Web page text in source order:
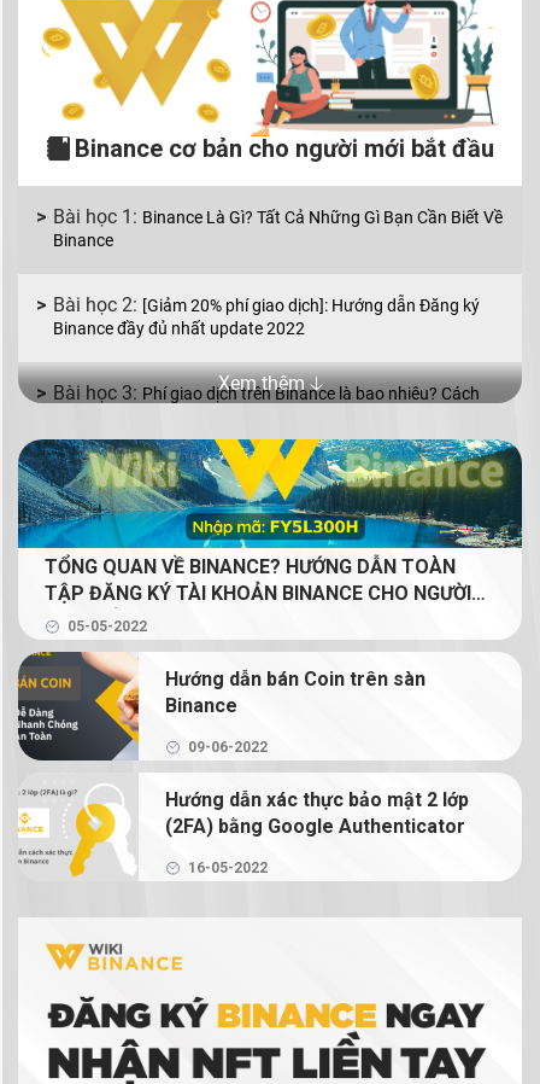
Binance cơ bản cho người mới bắt đầu
Binance Là Gì? Tất Cả Những Gì Bạn Cần Biết Về
Binance
[Giảm 20% phí giao dịch]: Hướng dẫn Đăng ký
Binance đầy đủ nhất update 2022
Phí giao dịch trên Binance là bao nhiêu? Cách
Binance P2P là gì? Cách mua bán coin bằng VND
với Binance P2P
Mua bán coin trên Binance với 2 lệnh cơ bản: lệnh
Limit và lệnh Market
Binance Earn là gì? Tạo thu nhập thụ động từ
crypto với Binance Earn
Margin Binance là gì? Hướng dẫn sử dụng Margin
trên Binance
Hướng dẫn chi tiết cách giao dịch Binance
Futures
NFT là gì? Hướng dẫn mua bán và tạo NFT trên
Binance
Ví tiền điện tử là gì? Có thực sự cần ví tiền điện
tử để giao dịch tiền điện tử không?
Xem thêm 🡣
TỔNG QUAN VỀ BINANCE? HƯỚNG DẪN TOÀN
TẬP ĐĂNG KÝ TÀI KHOẢN BINANCE CHO NGƯỜI
MỚI (GIẢM 20% PHÍ GIAO DỊCH TRỌN ĐỜI CHO
NGƯỜI ĐỌC)
05-05-2022
Hướng dẫn bán Coin trên sàn
Binance
09-06-2022
Hướng dẫn xác thực bảo mật 2 lớp
(2FA) bằng Google Authenticator
16-05-2022